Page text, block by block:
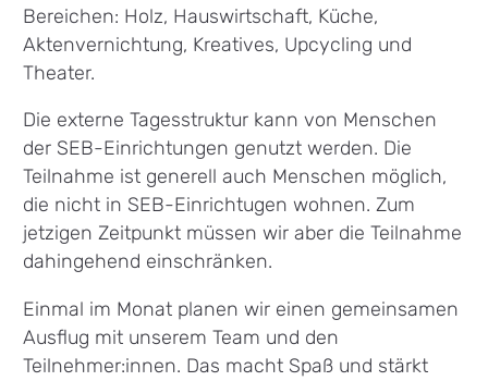
Bereichen: Holz, Hauswirtschaft, Küche,
Aktenvernichtung, Kreatives, Upcycling und
Theater.
Die externe Tagesstruktur kann von Menschen
der SEB-Einrichtungen genutzt werden. Die
Teilnahme ist generell auch Menschen möglich,
die nicht in SEB-Einrichtugen wohnen. Zum
jetzigen Zeitpunkt müssen wir aber die Teilnahme
dahingehend einschränken.
Einmal im Monat planen wir einen gemeinsamen
Ausflug mit unserem Team und den
Teilnehmer:innen. Das macht Spaß und stärkt